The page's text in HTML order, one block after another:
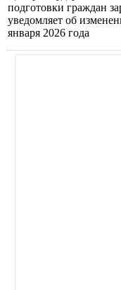
подготовки граждан
уведомляет об
января 2026 года